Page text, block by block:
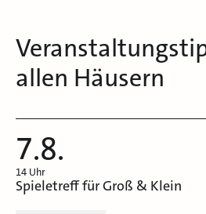
allen Häusern
7.8.
14 Uhr
Spieletreff für Groß & Klein